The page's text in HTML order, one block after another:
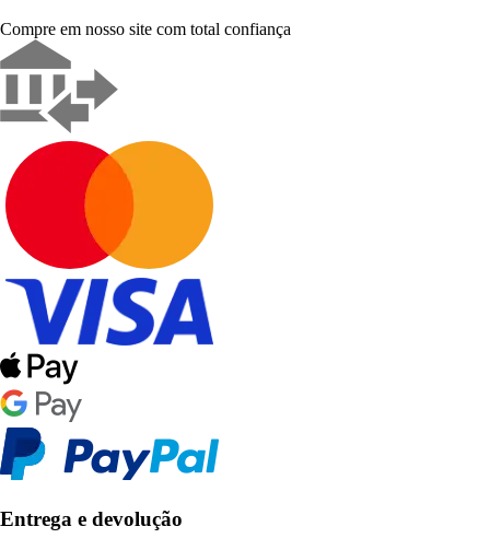
Compre em nosso site com total confiança
Entrega e devolução